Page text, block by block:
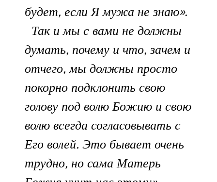
будет, если Я мужа не знаю».
Так и мы с вами не должны
думать, почему и что, зачем и
отчего, мы должны просто
покорно подклонить свою
голову под волю Божию и свою
волю всегда согласовывать с
Его волей. Это бывает очень
трудно, но сама Матерь